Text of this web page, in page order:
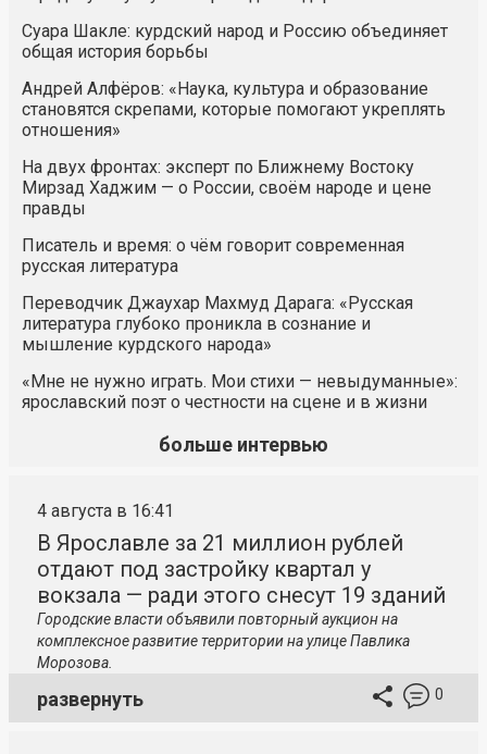
Суара Шакле: курдский народ и Россию объединяет
общая история борьбы
Андрей Алфёров: «Наука, культура и образование
становятся скрепами, которые помогают укреплять
отношения»
На двух фронтах: эксперт по Ближнему Востоку
Мирзад Хаджим — о России, своём народе и цене
правды
Писатель и время: о чём говорит современная
русская литература
Переводчик Джаухар Махмуд Дарага: «Русская
литература глубоко проникла в сознание и
мышление курдского народа»
«Мне не нужно играть. Мои стихи — невыдуманные»:
ярославский поэт о честности на сцене и в жизни
больше интервью
4 августа в 16:41
В Ярославле за 21 миллион рублей
отдают под застройку квартал у
вокзала — ради этого снесут 19 зданий
Городские власти объявили повторный аукцион на
комплексное развитие территории на улице Павлика
Морозова.
развернуть 0